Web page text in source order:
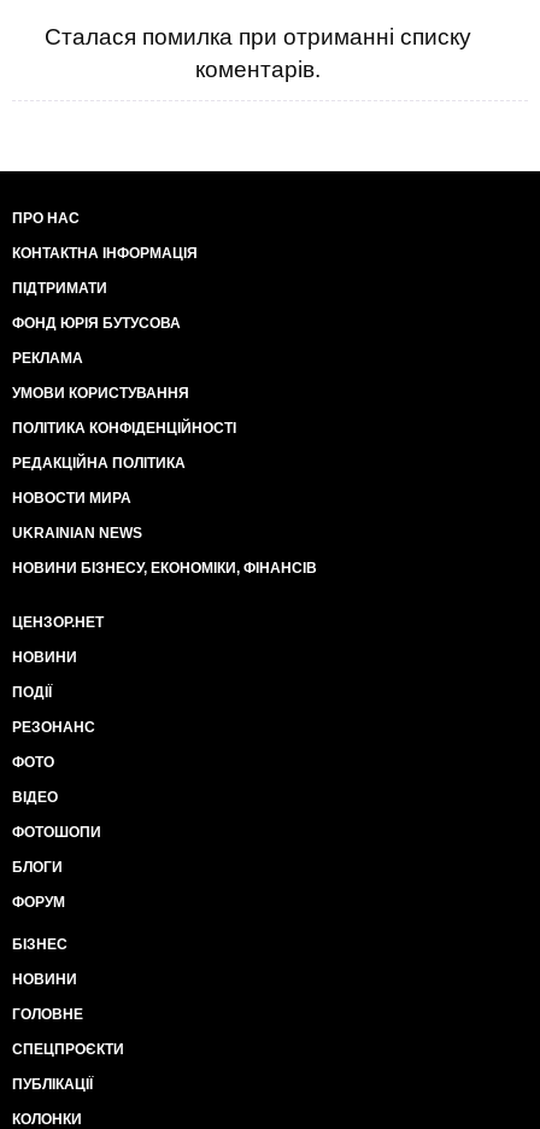
Сталася помилка при отриманні списку
коментарів.
ПРО НАС
КОНТАКТНА ІНФОРМАЦІЯ
ПІДТРИМАТИ
ФОНД ЮРІЯ БУТУСОВА
РЕКЛАМА
УМОВИ КОРИСТУВАННЯ
ПОЛІТИКА КОНФІДЕНЦІЙНОСТІ
РЕДАКЦІЙНА ПОЛІТИКА
НОВОСТИ МИРА
UKRAINIAN NEWS
НОВИНИ БІЗНЕСУ, ЕКОНОМІКИ, ФІНАНСІВ
ЦЕНЗОР.НЕТ
НОВИНИ
ПОДІЇ
РЕЗОНАНС
ФОТО
ВІДЕО
ФОТОШОПИ
БЛОГИ
ФОРУМ
БІЗНЕС
НОВИНИ
ГОЛОВНЕ
СПЕЦПРОЄКТИ
ПУБЛІКАЦІЇ
КОЛОНКИ